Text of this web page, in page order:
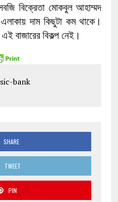
বিক্রেতা মোকবুল আহাম্মদ
দাম কিছুটা কম থাকে।
বাজারের বিকল্প নেই।
SHARE
TWEET
PIN